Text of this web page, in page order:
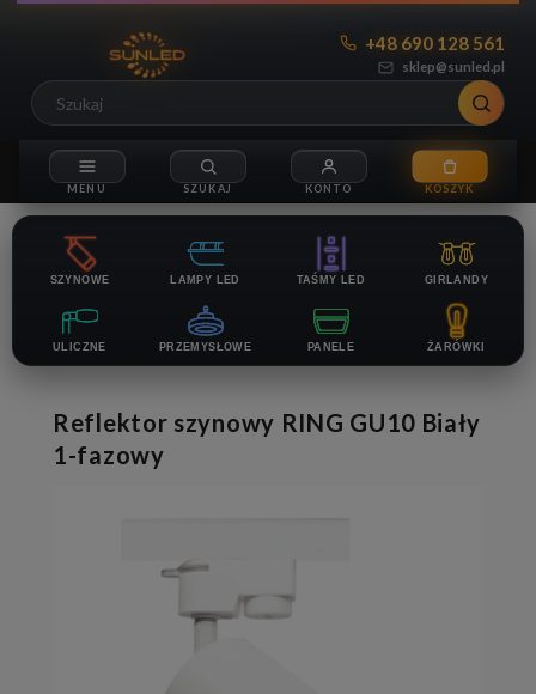
sklep@sunled.pl
+48 690 128 561
SZYNOWE LAMPY LED TAŚMY LED GIRLANDY
ULICZNE PRZEMYSŁOWE PANELE ŻARÓWKI
Reflektor szynowy RING GU10 Biały
1-fazowy